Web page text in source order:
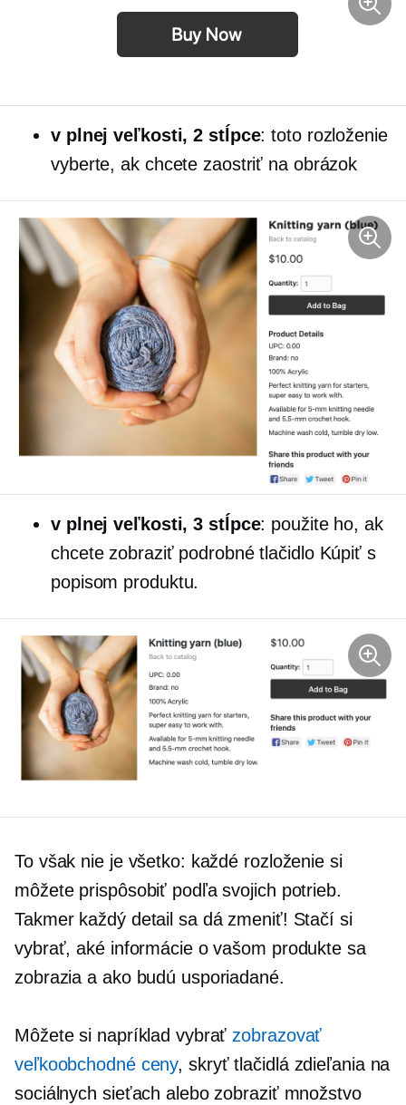
v plnej veľkosti, 2 stĺpce: toto rozloženie
vyberte, ak chcete zaostriť na obrázok
v plnej veľkosti, 3 stĺpce: použite ho, ak
chcete zobraziť podrobné tlačidlo Kúpiť s
popisom produktu.
To však nie je všetko: každé rozloženie si
môžete prispôsobiť podľa svojich potrieb.
Takmer každý detail sa dá zmeniť! Stačí si
vybrať, aké informácie o vašom produkte sa
zobrazia a ako budú usporiadané.
Môžete si napríklad vybraťzobrazovať
veľkoobchodné ceny, skryť tlačidlá zdieľania na
sociálnych sieťach alebo zobraziť množstvo